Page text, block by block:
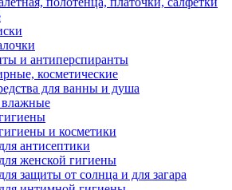
и антиперспиранты
косметические
для ванны и душа
и косметики
антисептики
женской гигиены
защиты от солнца и для загара